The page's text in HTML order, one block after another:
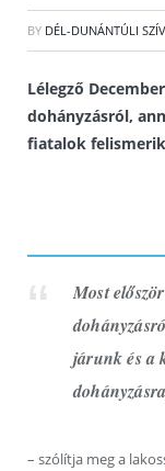
BY DÉL-DUNÁNTÚLI
Lélegző
dohányzásról,
fiatalok felismerik
Most
járunk és a
– szólítja meg a